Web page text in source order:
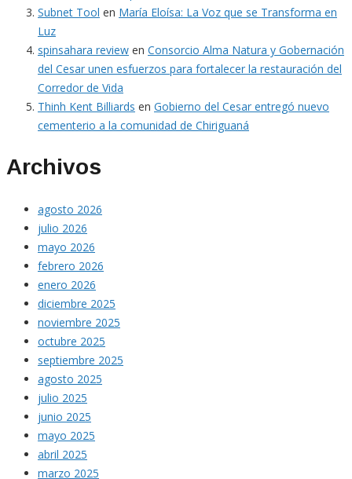
Subnet Tool en María Eloísa: La Voz que se Transforma en
Luz
spinsahara review en Consorcio Alma Natura y Gobernación
del Cesar unen esfuerzos para fortalecer la restauración del
Corredor de Vida
Thinh Kent Billiards en Gobierno del Cesar entregó nuevo
cementerio a la comunidad de Chiriguaná
Archivos
agosto 2026
julio 2026
mayo 2026
febrero 2026
enero 2026
diciembre 2025
noviembre 2025
octubre 2025
septiembre 2025
agosto 2025
julio 2025
junio 2025
mayo 2025
abril 2025
marzo 2025